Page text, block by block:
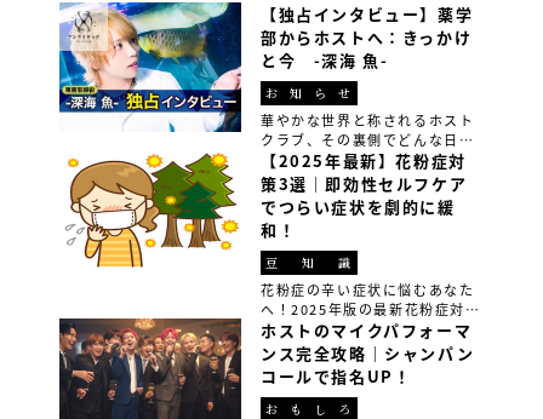
【独占インタビュー】薬学
部からホストへ：きっかけ
と今 -深海 魚-
お知らせ
華やかな世界と称されるホスト
クラブ、その裏側でどんな日々
が繰り広げられているのか皆さ
んご存知でしょうか？ 今回は、
ホストグループ『アンリミテッ
ド』の専務取締役の深海魚さん
に、そのリアルな実態を赤裸々
に語っていただきました […]
【2025年最新】花粉症対
策3選｜即効性セルフケア
でつらい症状を劇的に緩
和！
豆知識
花粉症の辛い症状に悩むあなた
へ！2025年版の最新花粉症対策
方法3選を紹介。食事改善、生活
習慣の見直し、最先端の花粉症
グッズを使って、春の花粉シー
ズンを快適に過ごすための即効
性セルフケア法を実践しよう。
ホストのマイクパフォーマ
ンス完全攻略｜シャンパン
コールで指名UP！
おもしろ